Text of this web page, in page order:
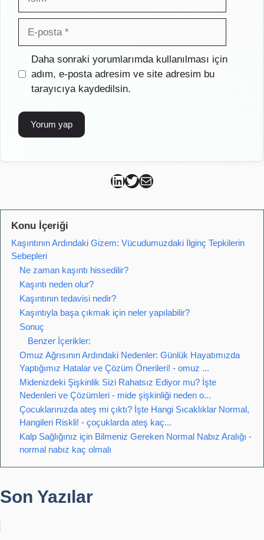
posta
İnternet
sitesi
Daha sonraki yorumlarımda kullanılması için
adım, e-posta adresim ve site adresim bu
tarayıcıya kaydedilsin.
Can Kütahya Linkedin
Can Kütahya Twitter
Can Kütahya Mail
Konu İçeriği
Kaşıntının Ardındaki Gizem: Vücudumuzdaki İlginç Tepkilerin
Sebepleri
Ne zaman kaşıntı hissedilir?
Kaşıntı neden olur?
Kaşıntının tedavisi nedir?
Kaşıntıyla başa çıkmak için neler yapılabilir?
Sonuç
Benzer İçerikler:
Omuz Ağrısının Ardındaki Nedenler: Günlük Hayatımızda
Yaptığımız Hatalar ve Çözüm Önerileri! - omuz ...
Midenizdeki Şişkinlik Sizi Rahatsız Ediyor mu? İşte
Nedenleri ve Çözümleri - mide şişkinliği neden o...
Çocuklarınızda ateş mi çıktı? İşte Hangi Sıcaklıklar Normal,
Hangileri Riskli! - çoçuklarda ateş kaç...
Kalp Sağlığınız için Bilmeniz Gereken Normal Nabız Aralığı -
normal nabız kaç olmalı
Son Yazılar